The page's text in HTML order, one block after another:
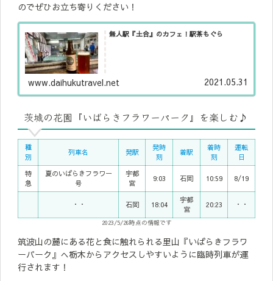
のでぜひお立ち寄りください！
無人駅『土合』のカフェ！駅茶もぐら
www.daihukutravel.net 2021.05.31
茨城の花園『いばらきフラワーパーク』を楽しむ♪
種
別
列車名 発駅
発時
刻
着駅
着時
刻
運転
日
特
急
夏のいばらきフラワー
号
宇都
宮
9:03 石岡 10:59 8/19
・・ 石岡 18:04
宇都
宮
20:23 ・・
2023/5/26時点の情報です
筑波山の麓にある花と食に触れられる里山『いばらきフラワ
ーパーク』へ栃木からアクセスしやすいように臨時列車が運
行されます！